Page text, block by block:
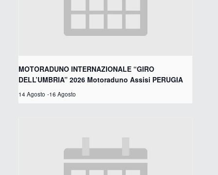
MOTORADUNO INTERNAZIONALE “GIRO
DELL’UMBRIA” 2026 Motoraduno Assisi PERUGIA
14 Agosto -16 Agosto